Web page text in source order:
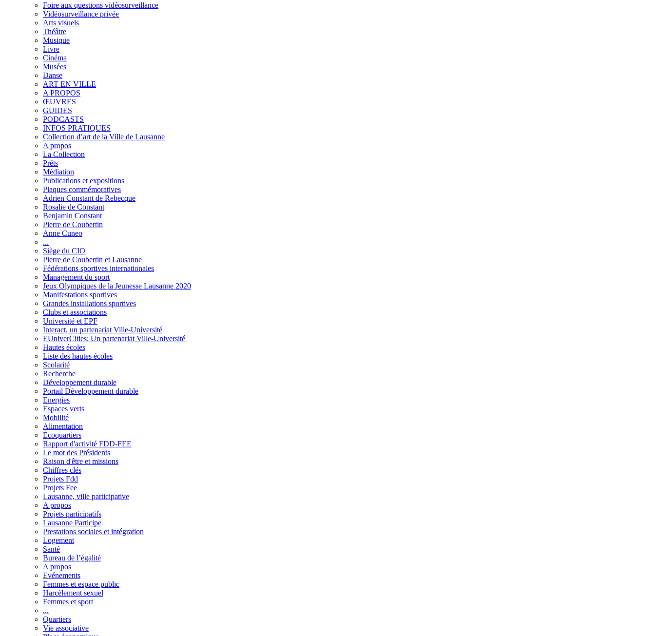
Foire aux questions vidéosurveillance
Vidéosurveillance privée
Arts visuels
Théâtre
Musique
Livre
Cinéma
Musées
Danse
ART EN VILLE
A PROPOS
ŒUVRES
GUIDES
PODCASTS
INFOS PRATIQUES
Collection d’art de la Ville de Lausanne
A propos
La Collection
Prêts
Médiation
Publications et expositions
Plaques commémoratives
Adrien Constant de Rebecque
Rosalie de Constant
Benjamin Constant
Pierre de Coubertin
Anne Cuneo
...
Siège du CIO
Pierre de Coubertin et Lausanne
Fédérations sportives internationales
Management du sport
Jeux Olympiques de la Jeunesse Lausanne 2020
Manifestations sportives
Grandes installations sportives
Clubs et associations
Université et EPF
Interact, un partenariat Ville-Université
EUniverCities: Un partenariat Ville-Université
Hautes écoles
Liste des hautes écoles
Scolarité
Recherche
Développement durable
Portail Développement durable
Energies
Espaces verts
Mobilité
Alimentation
Ecoquartiers
Rapport d'activité FDD-FEE
Le mot des Présidents
Raison d'être et missions
Chiffres clés
Projets Fdd
Projets Fee
Lausanne, ville participative
A propos
Projets participatifs
Lausanne Participe
Prestations sociales et intégration
Logement
Santé
Bureau de l’égalité
A propos
Evénements
Femmes et espace public
Harcèlement sexuel
Femmes et sport
...
Quartiers
Vie associative